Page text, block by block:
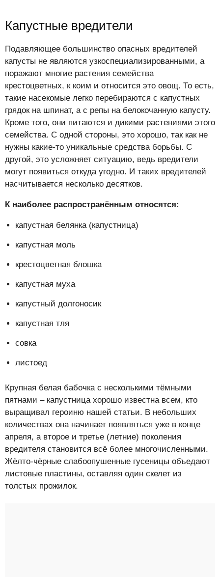
Капустные вредители
Подавляющее большинство опасных вредителей
капусты не являются узкоспециализированными, а
поражают многие растения семейства
крестоцветных, к коим и относится это овощ. То есть,
такие насекомые легко перебираются с капустных
грядок на шпинат, а с репы на белокочанную капусту.
Кроме того, они питаются и дикими растениями этого
семейства. С одной стороны, это хорошо, так как не
нужны какие-то уникальные средства борьбы. С
другой, это усложняет ситуацию, ведь вредители
могут появиться откуда угодно. И таких вредителей
насчитывается несколько десятков.
К наиболее распространённым относятся:
капустная белянка (капустница)
капустная моль
крестоцветная блошка
капустная муха
капустный долгоносик
капустная тля
совка
листоед
Крупная белая бабочка с несколькими тёмными
пятнами – капустница хорошо известна всем, кто
выращивал героиню нашей статьи. В небольших
количествах она начинает появляться уже в конце
апреля, а второе и третье (летние) поколения
вредителя становится всё более многочисленными.
Жёлто-чёрные слабоопушенные гусеницы объедают
листовые пластины, оставляя один скелет из
толстых прожилок.